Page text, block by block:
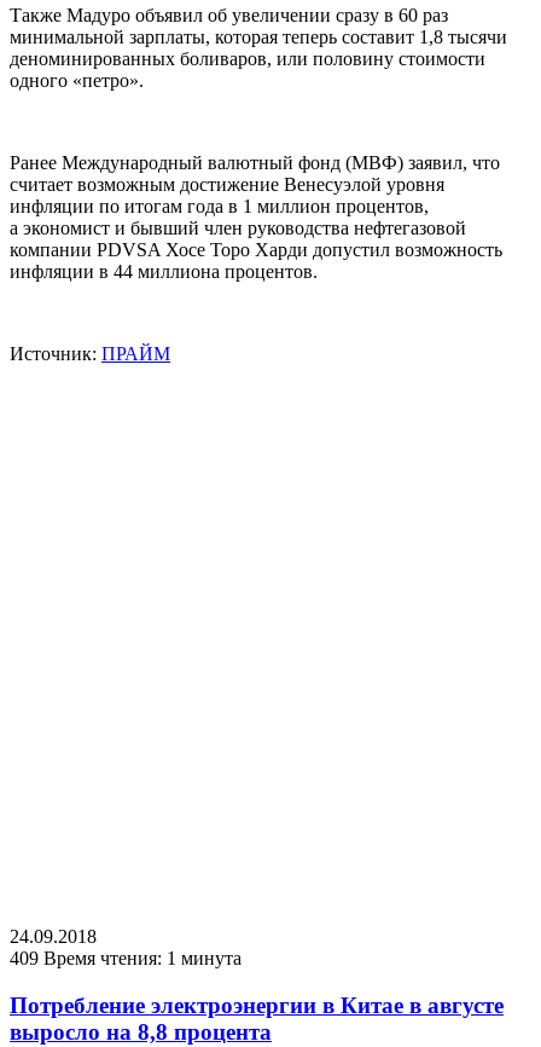
Также Мадуро объявил об увеличении сразу в 60 раз
минимальной зарплаты, которая теперь составит 1,8 тысячи
деноминированных боливаров, или половину стоимости
одного «петро».
Ранее Международный валютный фонд (МВФ) заявил, что
считает возможным достижение Венесуэлой уровня
инфляции по итогам года в 1 миллион процентов,
а экономист и бывший член руководства нефтегазовой
компании PDVSA Хосе Торо Харди допустил возможность
инфляции в 44 миллиона процентов.
Источник: ПРАЙМ
24.09.2018
409 Время чтения: 1 минута
Потребление электроэнергии в Китае в августе
выросло на 8,8 процента